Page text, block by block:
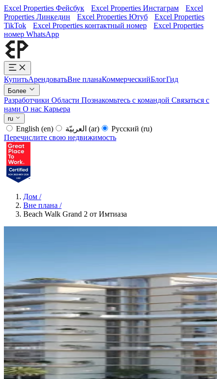
Excel Properties Фейсбук Excel Properties Инстаграм
Excel
Properties Линкедин
Excel Properties Ютуб
Excel Properties
TikTok
Excel Properties контактный номер
Excel Properties
номер WhatsApp
КупитьАрендоватьВне планаКоммерческийБлогГид
Более
Разработчики Области Познакомьтесь с командой Связаться с
нами О нас Карьера
ru
English (en) (ar) Русский (ru)
Перечислите свою недвижимость
Дом /
Вне плана /
Beach Walk Grand 2 от Имтиаза